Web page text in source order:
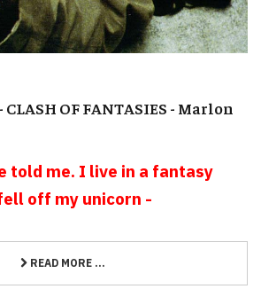
OF FANTASIES - Marlon
told me. I live in a fantasy
off my unicorn -
READ MORE ...